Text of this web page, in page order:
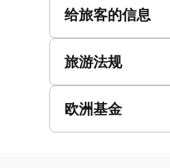
给旅客的信息
旅游法规
欧洲基金